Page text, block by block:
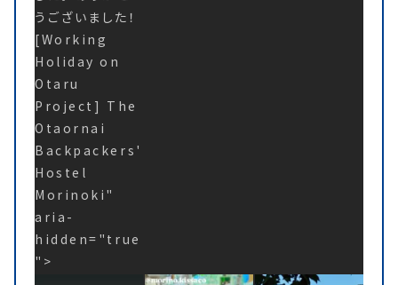
うございました！
[Working
Holiday on
Otaru
Project] The
Otaornai
Backpackers'
Hostel
Morinoki"
aria-
hidden="true
">